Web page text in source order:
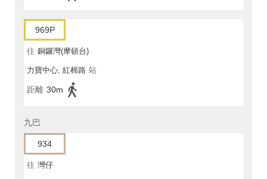
969P
往 銅鑼灣(摩頓台)
力寶中心, 紅棉路 站
距離 30m
九巴
934
往 灣仔